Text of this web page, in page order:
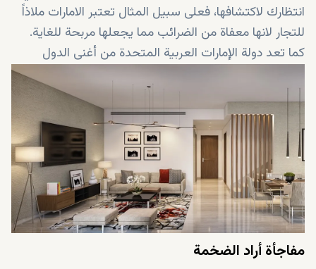
انتظارك لاكتشافها، فعلى سبيل المثال تعتبر الامارات ملاذاً
للتجار لانها معفاة من الضرائب مما يجعلها مربحة للغاية.
كما تعد دولة الإمارات العربية المتحدة من أغنى الدول
وتفتخر بإجمالي الناتج المحلي. بالإضافة إلى ذلك تم تصنيفها
من أكثر الدول أمانًا في العالم وأسعد بلد وأكثر وجهات
العطلات شعبية بجانب فرنسا وسنغافورة ودول أخرى
مشهورة. تعد جودة المعيشة العالية عاملاً آخر في جعل
الامارات من أكثر الدول طلبًا.
مفاجأة أراد الضخمة